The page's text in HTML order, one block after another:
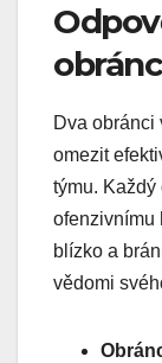
Dva obránci
omezit
týmu.
ofenzivnímu
blízko a
vědomi